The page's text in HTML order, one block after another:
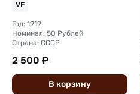
VF
Год: 1919
Номинал: 50 Рублей
Страна: СССР
2 500 ₽
В корзину